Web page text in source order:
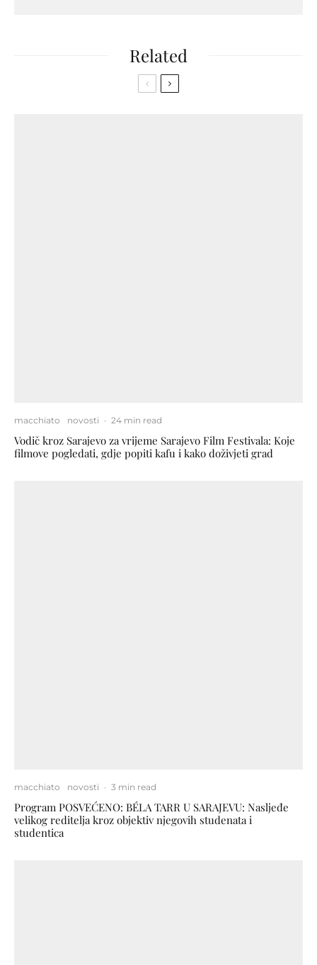
Related
macchiato novosti · 24 min read
Vodič kroz Sarajevo za vrijeme Sarajevo Film Festivala: Koje
filmove pogledati, gdje popiti kafu i kako doživjeti grad
macchiato novosti · 3 min read
Program POSVEĆENO: BÉLA TARR U SARAJEVU: Nasljeđe
velikog reditelja kroz objektiv njegovih studenata i
studentica